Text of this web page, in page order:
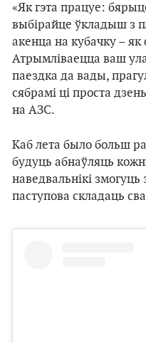
«Як гэта працуе:
выбірайце ўкладыш з
акенца на кубачку –
Атрымліваецца ваш
паездка да вады,
сябрамі ці проста
на АЗС.
Каб лета было больш
будуць абнаўляць
наведвальнікі змогуць
паступова складаць